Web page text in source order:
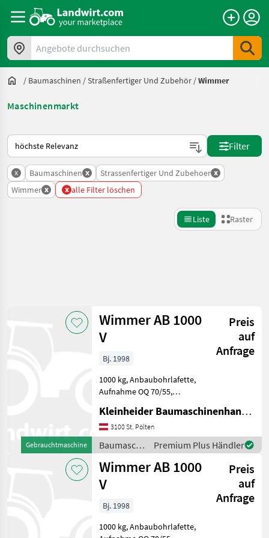
Angebote durchsuchen
/ Baumaschinen /Straßenfertiger Und Zubehör /Wimmer
Maschinenmarkt
So wird auf Landwirt.com sortiert
Filter
x Baumaschinen x Strassenfertiger Und Zubehoer x
Wimmer x x alle Filter löschen
Liste Raster
Kategorie 4 Land Filter
2
Ergebnisse
anzeigen
Gebrauchtmaschine
Wimmer AB 1000
V
Preis
auf
Anfrage
Bj. 1998
1000 kg, Anbaubohrlafette,
Aufnahme OQ 70/55,
Baumaschinen
Straßenfertiger und
Zubehör
Kleinheider Baumaschinenhandel GmbH.
3100 St. Pölten
Baumaschinen
/ Wimmer
Premium Plus Händler
Wimmer AB 1000
V
Preis
auf
Anfrage
Bj. 1998
1000 kg, Anbaubohrlafette,